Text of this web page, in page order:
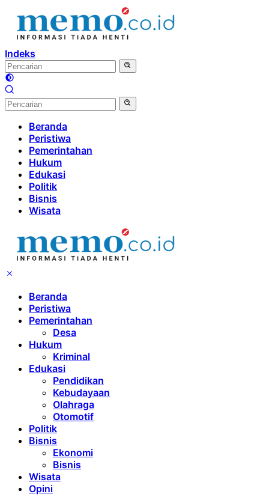
konten
Indeks
Beranda
Peristiwa
Pemerintahan
Hukum
Edukasi
Politik
Bisnis
Wisata
Beranda
Peristiwa
Pemerintahan
Desa
Hukum
Kriminal
Edukasi
Pendidikan
Kebudayaan
Olahraga
Otomotif
Politik
Bisnis
Ekonomi
Bisnis
Wisata
Opini